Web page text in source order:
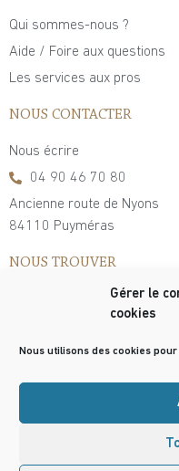
Gérer le
cookies
Nous utilisons des cookies
Qui sommes-nous ?
Aide / Foire aux questions
Les services aux pros
NOUS CONTACTER
Nous écrire
04 90 46 70 80
Ancienne route de Nyons
84110 Puyméras
NOUS TROUVER